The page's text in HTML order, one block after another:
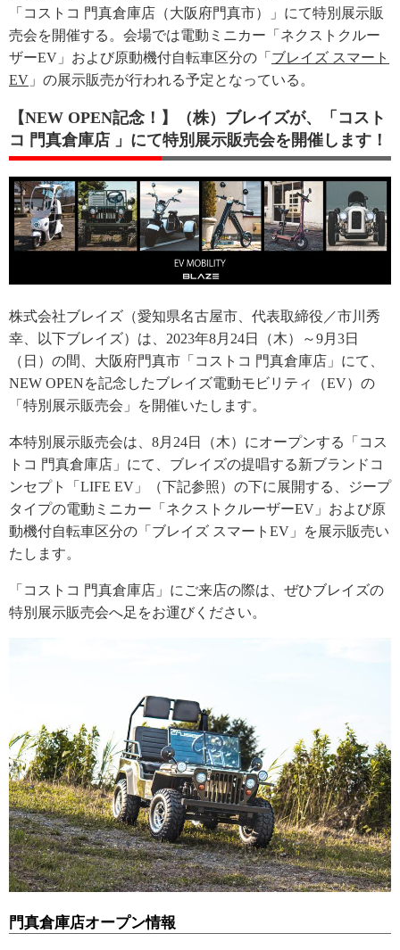
「コストコ 門真倉庫店（大阪府門真市）」にて特別展示販
売会を開催する。会場では電動ミニカー「ネクストクルー
ザーEV」および原動機付自転車区分の「 ブレイズ スマート
EV 」の展示販売が行われる予定となっている。
【NEW OPEN記念！】（株）ブレイズが、「コスト
コ 門真倉庫店 」にて特別展示販売会を開催します！
株式会社ブレイズ（愛知県名古屋市、代表取締役／市川秀
幸、以下ブレイズ）は、2023年8月24日（木）～9月3日
（日）の間、大阪府門真市「コストコ 門真倉庫店」にて、
NEW OPENを記念したブレイズ電動モビリティ（EV）の
「特別展示販売会」を開催いたします。
本特別展示販売会は、8月24日（木）にオープンする「コス
トコ 門真倉庫店」にて、ブレイズの提唱する新ブランドコ
ンセプト「LIFE EV」（下記参照）の下に展開する、ジープ
タイプの電動ミニカー「ネクストクルーザーEV」および原
動機付自転車区分の「ブレイズ スマートEV」を展示販売い
たします。
「コストコ 門真倉庫店」にご来店の際は、ぜひブレイズの
特別展示販売会へ足をお運びください。
門真倉庫店オープン情報